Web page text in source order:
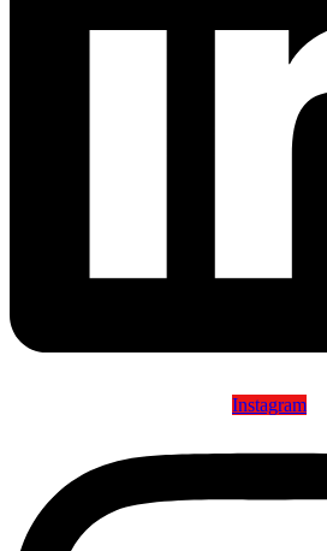
Instagram